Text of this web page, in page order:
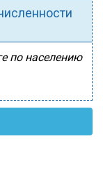
по населению